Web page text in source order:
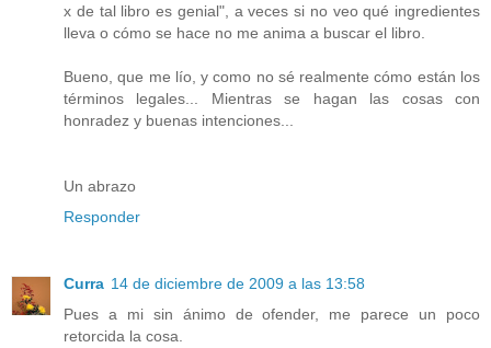
x de tal libro es genial", a veces si no veo qué ingredientes
lleva o cómo se hace no me anima a buscar el libro.
Bueno, que me lío, y como no sé realmente cómo están los
términos legales... Mientras se hagan las cosas con
honradez y buenas intenciones...
Un abrazo
Responder
Curra 14 de diciembre de 2009 a las 13:58
Pues a mi sin ánimo de ofender, me parece un poco
retorcida la cosa.